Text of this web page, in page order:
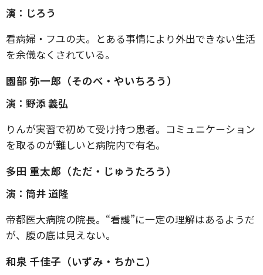
演：じろう
看病婦・フユの夫。とある事情により外出できない生活
を余儀なくされている。
園部 弥一郎（そのべ・やいちろう）
演：野添 義弘
りんが実習で初めて受け持つ患者。コミュニケーション
を取るのが難しいと病院内で有名。
多田 重太郎（ただ・じゅうたろう）
演：筒井 道隆
帝都医大病院の院長。“看護”に一定の理解はあるようだ
が、腹の底は見えない。
和泉 千佳子（いずみ・ちかこ）